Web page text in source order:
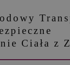
Ciała z